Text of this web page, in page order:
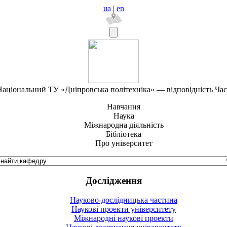
ua | en
ТУ «Дніпровська політехніка» — відповідність
Навчання
Наука
Міжнародна діяльність
Бібліотека
Про університет
Дослідження
Науково-дослідницька частина
Наукові проекти університету
Міжнародні наукові проекти